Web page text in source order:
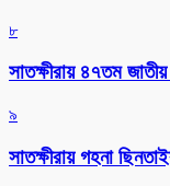
৮
সাতক্ষীরায় ৪৭তম
৯
সাতক্ষীরায় গহনা